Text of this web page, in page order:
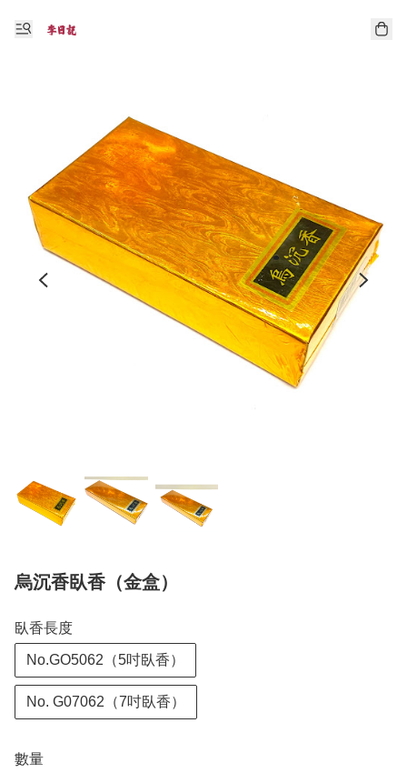
烏沉香臥香（金盒）
臥香長度
No.GO5062（5吋臥香）
No. G07062（7吋臥香）
數量